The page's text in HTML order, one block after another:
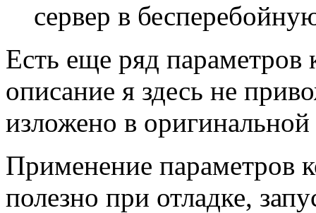
сервер в
Есть еще ряд параметров
описание я здесь не
изложено в
Применение параметров
полезно при отладке,